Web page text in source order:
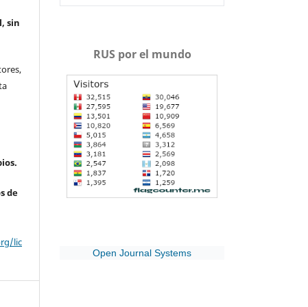
sin
de
lic
RUS por el mundo
Open Journal Systems